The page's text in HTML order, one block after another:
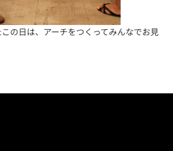
の日は、アーチをつくってみんなでお見